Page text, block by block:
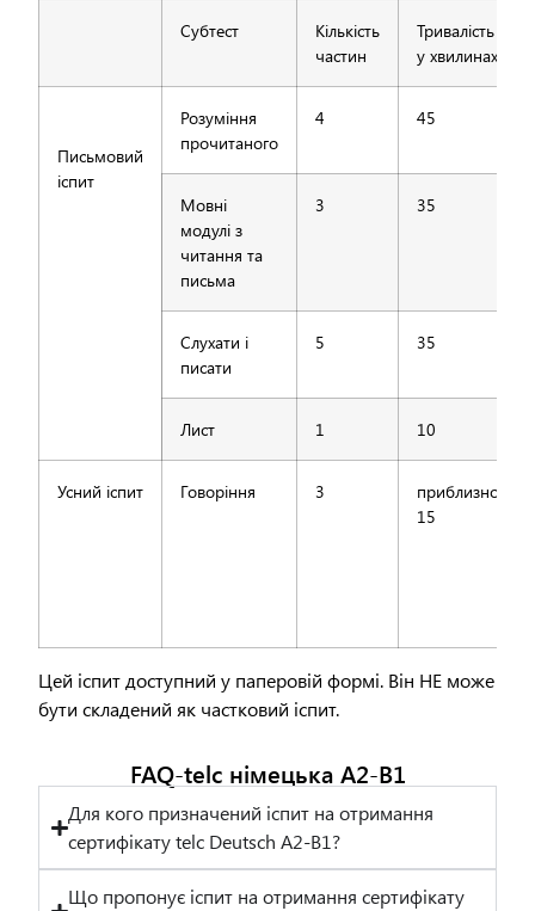
Субтест
Кількість
частин
Тривалість
у хвилинах
Письмовий
іспит
Розуміння
прочитаного
4 45
Мовні
модулі з
читання та
письма
3 35
Слухати і
писати
5 35
Лист 1 10
Усний іспит Говоріння 3
приблизно
15
Цей іспит доступний у паперовій формі. Він НЕ може
бути складений як частковий іспит.
FAQ-telc німецька A2-B1
Для кого призначений іспит на отримання
сертифікату telc Deutsch A2-B1?
Що пропонує іспит на отримання сертифікату